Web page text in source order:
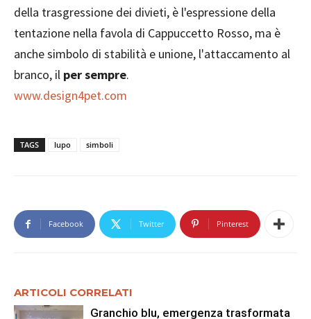
della trasgressione dei divieti, è l'espressione della
tentazione nella favola di Cappuccetto Rosso, ma è
anche simbolo di stabilità e unione, l'attaccamento al
branco, il per sempre.
www.design4pet.com
TAGS lupo simboli
Facebook Twitter Pinterest
ARTICOLI CORRELATI
Granchio blu, emergenza trasformata